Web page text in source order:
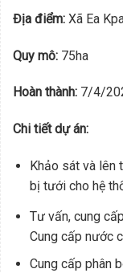
Địa điểm: Xã Ea
Quy mô: 75ha
Hoàn thành: 7/4/
Chi tiết dự án:
Khảo sát và lên
bị tưới cho hệ
Tư vấn, cung
Cung cấp nước
Cung cấp phân